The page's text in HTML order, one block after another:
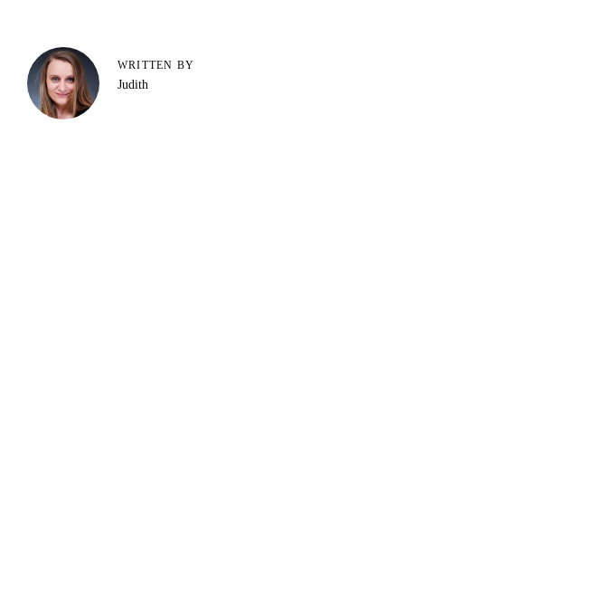
WRITTEN BY
Judith